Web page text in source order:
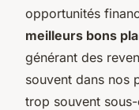
opportunités
meilleurs bons
générant des
souvent dans nos
trop souvent